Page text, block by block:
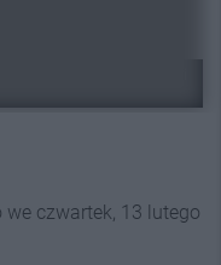
we czwartek, 13 lutego